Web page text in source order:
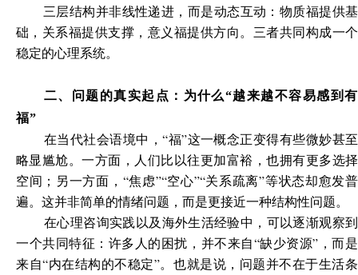
三层结构并非线性递进，而是动态互动：物质福提供基
础，关系福提供支撑，意义福提供方向。三者共同构成一个
稳定的心理系统。
二、问题的真实起点：为什么“越来越不容易感到有
福”
在当代社会语境中，“福”这一概念正变得有些微妙甚至
略显尴尬。一方面，人们比以往更加富裕，也拥有更多选择
空间；另一方面，“焦虑”“空心”“关系疏离”等状态却愈发普
遍。这并非简单的情绪问题，而是更接近一种结构性问题。
在心理咨询实践以及海外生活经验中，可以逐渐观察到
一个共同特征：许多人的困扰，并不来自“缺少资源”，而是
来自“内在结构的不稳定”。也就是说，问题并不在于生活条